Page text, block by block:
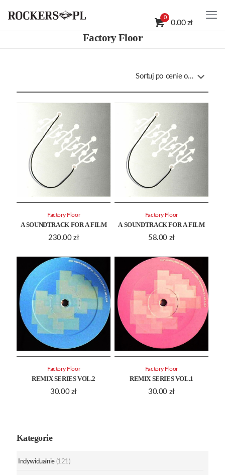
0
0.00 zł
Factory Floor
A SOUNDTRACK FOR A FILM
230.00 zł
Factory Floor
A SOUNDTRACK FOR A FILM
58.00 zł
Factory Floor
REMIX SERIES VOL.2
30.00 zł
Factory Floor
REMIX SERIES VOL.1
30.00 zł
Factory Floor
Kategorie
Indywidualnie (121)